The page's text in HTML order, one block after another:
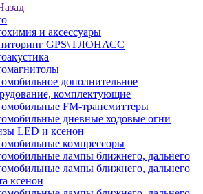
и аксессуары
GPS\ ГЛОНАСС
дополнительное
комплектующие
FM-трансмиттеры
дневные ходовые огни
LED и ксенон
компрессоры
лампы ближнего, дальнего
лампы ближнего, дальнего
ксенон